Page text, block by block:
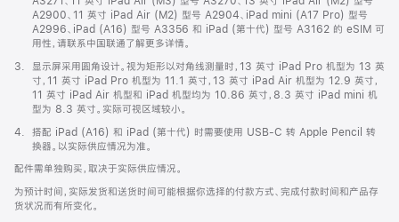
A2900、11 英寸 iPad Air (M2) 型号 A2904、iPad mini (A17 Pro) 型号
A2996、iPad (A16) 型号 A3356 和 iPad (第十代) 型号 A3162 的 eSIM 可
用性，请联系中国联通了解更多详情。
脚
3.
显示屏采用圆角设计。视为矩形以对角线测量时，13 英寸 iPad Pro 机型为 13 英
寸，11 英寸 iPad Pro 机型为 11.1 英寸，13 英寸 iPad Air 机型为 12.9 英寸，
11 英寸 iPad Air 机型和 iPad 机型均为 10.86 英寸，8.3 英寸 iPad mini 机
型为 8.3 英寸。实际可视区域较小。
脚
4.
搭配 iPad (A16) 和 iPad (第十代) 时需要使用 USB-C 转 Apple Pencil 转
换器。以实际供应情况为准。
配件需单独购买，取决于实际供应情况。
为预计时间，实际发货和送货时间可能根据你选择的付款方式、完成付款时间和产品存
货状况而有所变化。